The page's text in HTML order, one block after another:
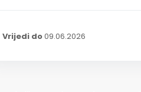
Vrijedi do09.06.2026